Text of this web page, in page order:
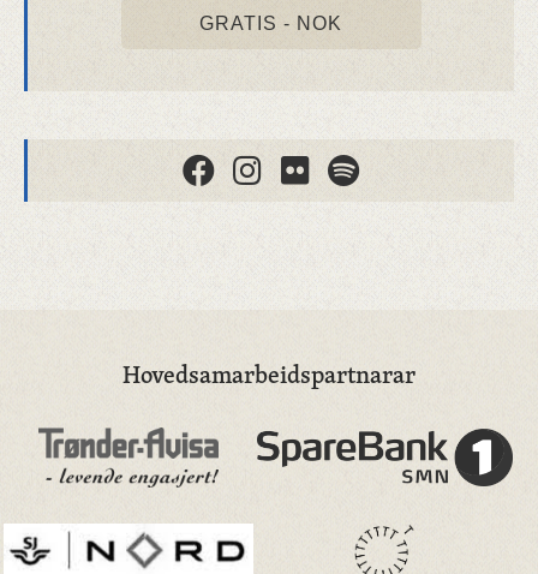
GRATIS - NOK
Hovedsamarbeidspartnarar